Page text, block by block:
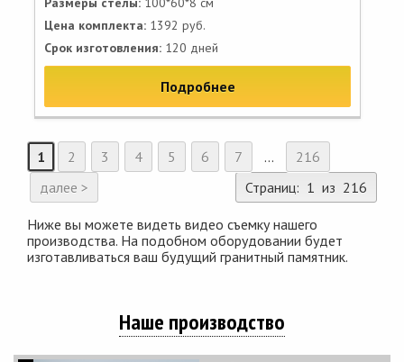
Цена комплекта: 1392 руб.
Срок изготовления: 120 дней
Подробнее
1 2 3 4 5 6 7 ...
216
далее >
Страниц: 1 из 216
Ниже вы можете видеть видео съемку нашего
производства. На подобном оборудовании будет
изготавливаться ваш будущий гранитный памятник.
Наше производство